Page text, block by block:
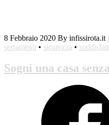
8 Febbraio 2020 By infissirota.it
serramenti • sicurezza •
Sogni una casa